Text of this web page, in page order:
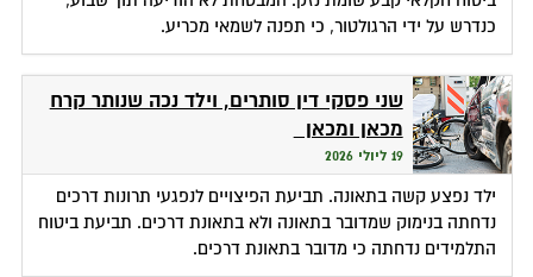
כנדרש על ידי הרגולטור, כי תפנה לשמאי מכריע.
שני פסקי דין סותרים, וילד נכה שנותר קרח
מכאן ומכאן
19 ליולי 2026
ילד נפצע קשה בתאונה. תביעת הפיצויים לנפגעי תרונות דרכים
נדחתה בנימוק שמדובר בתאונה ולא בתאונת דרכים. תביעת ביטוח
התלמידים נדחתה כי מדובר בתאונת דרכים.